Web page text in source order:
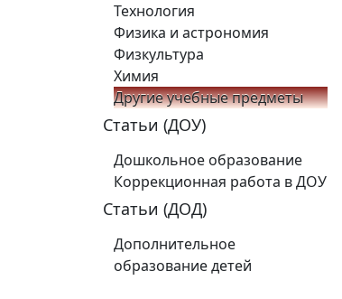
Технология
Физика и астрономия
Физкультура
Химия
Другие учебные предметы
Статьи (ДОУ)
Дошкольное образование
Коррекционная работа в ДОУ
Статьи (ДОД)
Дополнительное
образование детей